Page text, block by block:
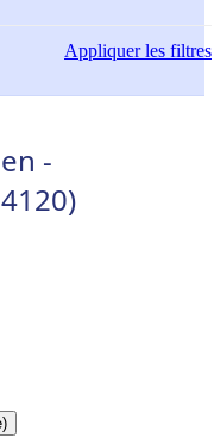
Appliquerles filtres
-